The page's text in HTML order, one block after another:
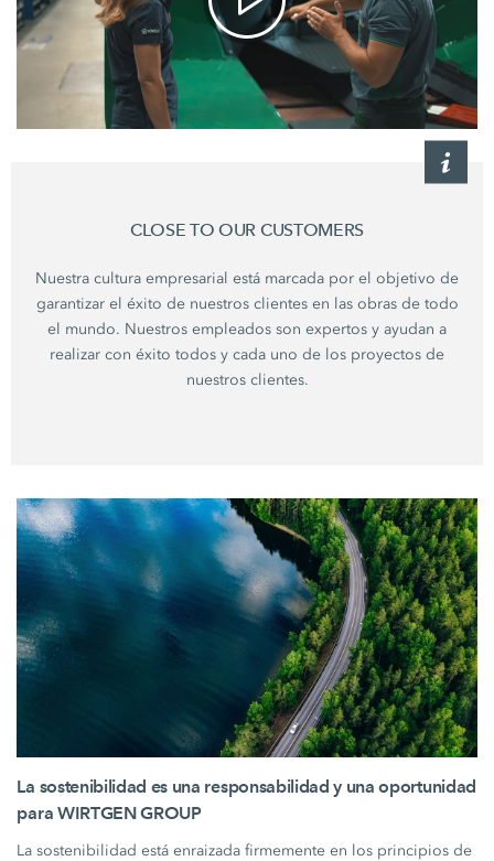
CLOSE TO OUR CUSTOMERS
Nuestra cultura empresarial está marcada por el objetivo de
garantizar el éxito de nuestros clientes en las obras de todo
el mundo. Nuestros empleados son expertos y ayudan a
realizar con éxito todos y cada uno de los proyectos de
nuestros clientes.
La sostenibilidad es una responsabilidad y una oportunidad
para WIRTGEN GROUP
La sostenibilidad está enraizada firmemente en los principios de